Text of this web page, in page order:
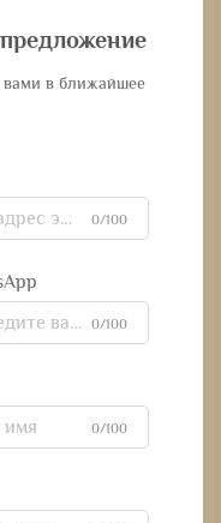
вами в ближайшее
0/100
0/100
0/100